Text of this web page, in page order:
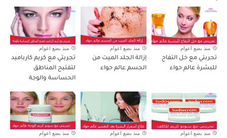
منذ بضع اعوام
تجربتي مع خل التفاح
للبشرة عالم حواء
منذ بضع اعوام
إزالة الجلد الميت من
الجسم عالم حواء
منذ بضع اعوام
تجربتي مع كريم كارباميد
لتفتيح المناطق
الحساسة والوجة
منذ بضع اعوام منذ بضع اعوام منذ بضع اعوام